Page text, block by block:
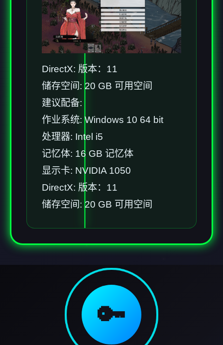
DirectX: 版本：11
储存空间: 20 GB 可用空间
建议配备:
作业系统: Windows 10 64 bit
处理器: Intel i5
记忆体: 16 GB 记忆体
显示卡: NVIDIA 1050
DirectX: 版本：11
储存空间: 20 GB 可用空间
🔑